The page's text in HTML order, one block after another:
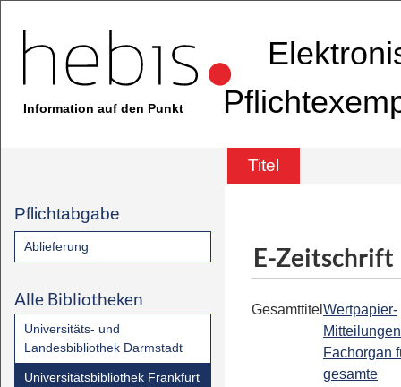
Information auf den Punkt
Titel
Pflichtabgabe
Ablieferung
Alle Bibliotheken
Universitäts- und
Landesbibliothek Darmstadt
Universitätsbibliothek Frankfurt
E-Zeitschrift
Gesamttitel Wertpapier-
Fachorgan
gesamte